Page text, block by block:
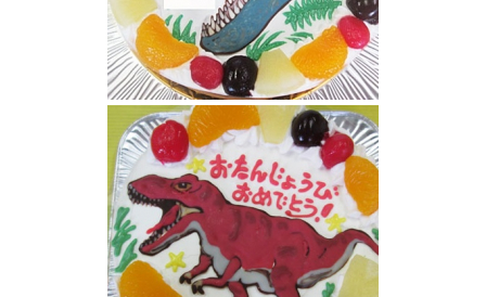
ティラノサウルス顔イラストケーキ